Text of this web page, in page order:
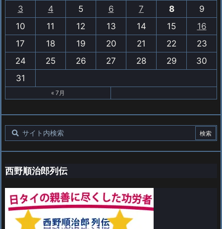
3 4 5 6 7 8
9
10
11 12 13 14 15
16
17
18 19 20 21 22
23
24
25 26 27 28 29
30
31
« 7月
西野順治郎列伝